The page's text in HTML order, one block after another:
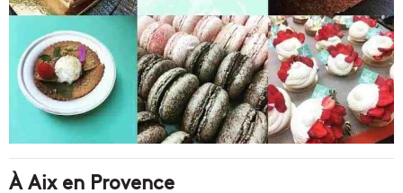
À Aix en Provence